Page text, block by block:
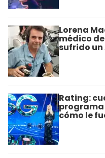
Lorena
médico
sufrido un
Rating:
programa
cómo le